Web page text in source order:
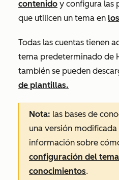
contenido y configura las
que utilicen un tema en
Todas las cuentas tienen
tema predeterminado de
también se pueden
de plantillas.
Nota: las bases de
una versión modificada
información sobre
configuración del
conocimientos.